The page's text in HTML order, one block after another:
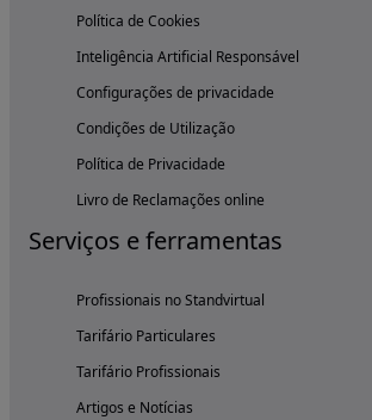
Política de Cookies
Inteligência Artificial Responsável
Configurações de privacidade
Condições de Utilização
Política de Privacidade
Livro de Reclamações online
Serviços e ferramentas
Profissionais no Standvirtual
Tarifário Particulares
Tarifário Profissionais
Artigos e Notícias